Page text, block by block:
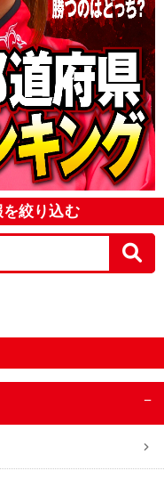
絞り込む
−